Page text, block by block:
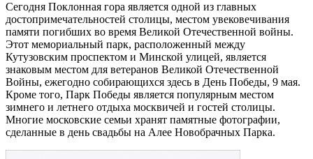
Сегодня Поклонная гора является одной из главных
достопримечательностей столицы, местом увековечивания
памяти погибших во время Великой Отечественной войны.
Этот мемориальный парк, расположенный между
Кутузовским проспектом и Минской улицей, является
знаковым местом для ветеранов Великой Отечественной
Войны, ежегодно собирающихся здесь в День Победы, 9 мая.
Кроме того, Парк Победы является популярным местом
зимнего и летнего отдыха москвичей и гостей столицы.
Многие московские семьи хранят памятные фотографии,
сделанные в день свадьбы на Алее Новобрачных Парка.